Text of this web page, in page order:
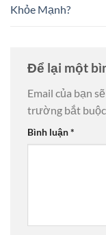
Khỏe Mạnh?
Để lại một
Email của bạn
trường bắt
Bình luận*